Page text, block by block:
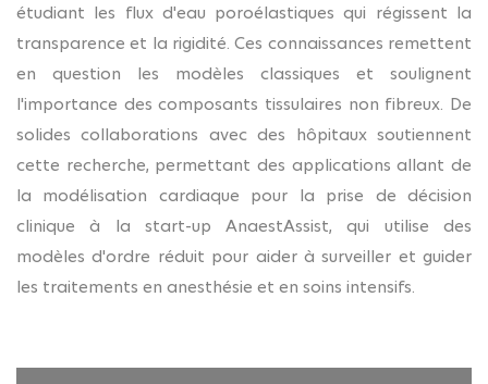
étudiant les flux d'eau poroélastiques qui régissent la
transparence et la rigidité. Ces connaissances remettent
en question les modèles classiques et soulignent
l'importance des composants tissulaires non fibreux. De
solides collaborations avec des hôpitaux soutiennent
cette recherche, permettant des applications allant de
la modélisation cardiaque pour la prise de décision
clinique à la start-up AnaestAssist, qui utilise des
modèles d'ordre réduit pour aider à surveiller et guider
les traitements en anesthésie et en soins intensifs.